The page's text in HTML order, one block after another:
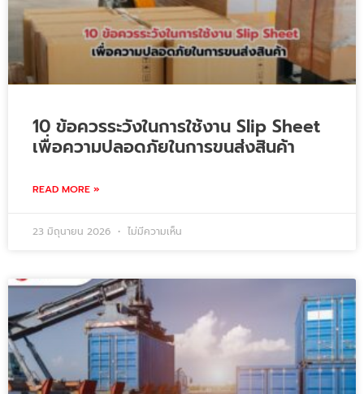
10 ข้อควรระวังในการใช้งาน Slip Sheet
เพื่อความปลอดภัยในการขนส่งสินค้า
READ MORE »
23 มิถุนายน 2026 ไม่มีความเห็น